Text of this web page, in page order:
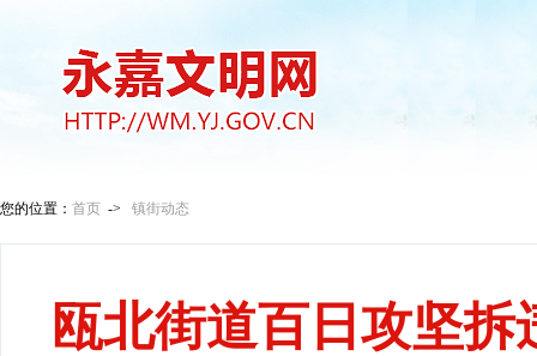
您的位置： 首页 -> 镇街动态
瓯北街道百日攻坚